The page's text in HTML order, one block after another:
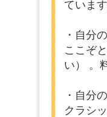
ています
・自分
ここぞ
い） 。
・自分
クラシ